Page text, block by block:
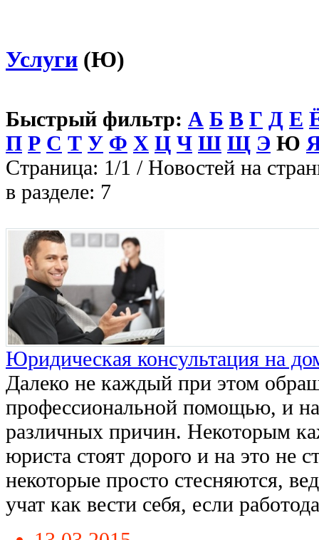
Услуги (Ю)
Быстрый фильтр: А Б В Г Д Е
П Р С Т У Ф Х Ц Ч Ш Щ Э Ю
Страница: 1/1 / Новостей на
в разделе: 7
Юридическая консультация на
Далеко не каждый при этом
профессиональной помощью, и на
различных причин. Некоторым
юриста стоят дорого и на это не
некоторые просто стесняются,
учат как вести себя, если